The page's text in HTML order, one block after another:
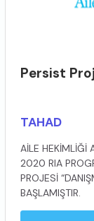
Persist
TAHAD
AİLE HEKİMLİĞİ
2020 RIA
PROJESİ
BAŞLAMIŞTIR.